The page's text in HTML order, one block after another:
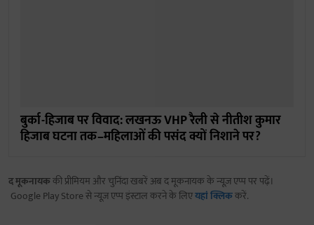
बुर्का-हिजाब पर विवाद: लखनऊ VHP रैली से नीतीश कुमार
हिजाब घटना तक–महिलाओं की पसंद क्यों निशाने पर?
द मूकनायककी प्रीमियम और चुनिंदा खबरें अब द मूकनायक के न्यूज़ एप्प पर पढ़ें।
Google Play Store से न्यूज़ एप्प इंस्टाल करने के लिएयहां क्लिककरें.